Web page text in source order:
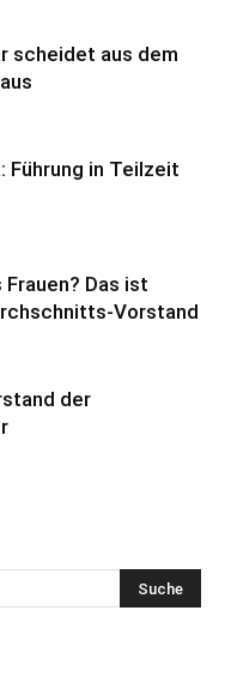
scheidet aus dem
Führung in Teilzeit
Das ist
Vorstand
der